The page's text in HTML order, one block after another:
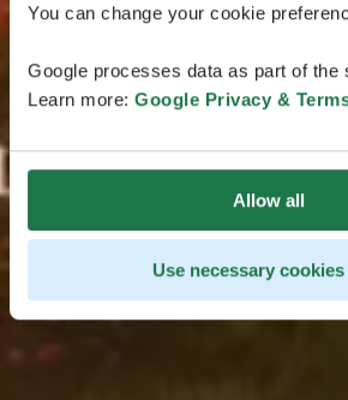
You can change your cookie
Google processes data as part of the
Learn more: Google Privacy &
Allow all
Use necessary